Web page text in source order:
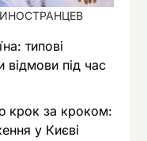
типові
відмови під час
крок за кроком:
у Києві